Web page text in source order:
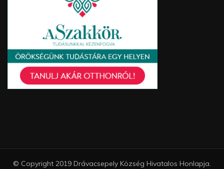
© Copyright 2019 Drávacsepely Község Hivatalos Honlapja.